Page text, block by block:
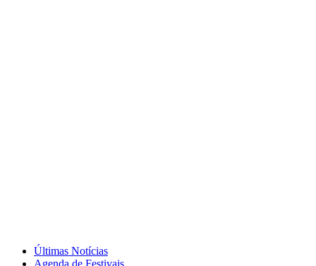
Últimas Notícias
Agenda de Festivais